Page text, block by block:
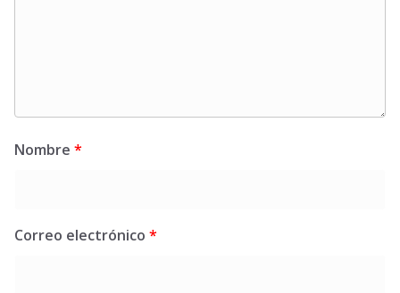
Nombre *
Correo electrónico *